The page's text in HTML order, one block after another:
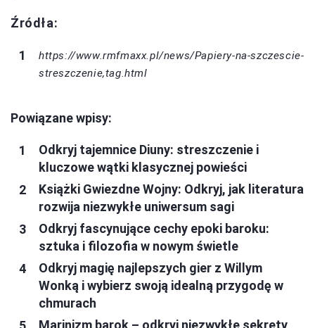
Źródła:
https://www.rmfmaxx.pl/news/Papiery-na-szczescie-
streszczenie,tag.html
Powiązane wpisy:
Odkryj tajemnice Diuny: streszczenie i
kluczowe wątki klasycznej powieści
Książki Gwiezdne Wojny: Odkryj, jak literatura
rozwija niezwykłe uniwersum sagi
Odkryj fascynujące cechy epoki baroku:
sztuka i filozofia w nowym świetle
Odkryj magię najlepszych gier z Willym
Wonką i wybierz swoją idealną przygodę w
chmurach
Marinizm barok – odkryj niezwykłe sekrety